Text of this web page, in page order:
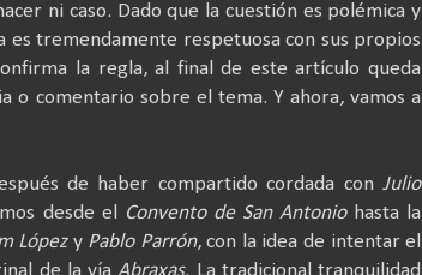
ni caso. Dado que la cuestión es polémica y
es tremendamente respetuosa con sus propios
la regla, al final de este artículo queda
o comentario sobre el tema. Y ahora, vamos a
de haber compartido cordada con Julio
desde el Convento de San Antonio hasta la
LópezyPablo Parrón, con la idea de intentar el